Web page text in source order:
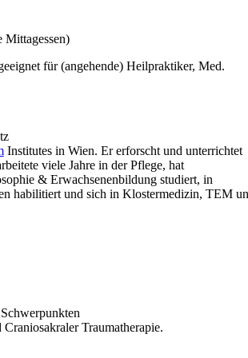
Mittagessen)
für (angehende) Heilpraktiker, Med.
Institutes in Wien. Er erforscht und unterrichtet
viele Jahre in der Pflege, hat
& Erwachsenenbildung studiert, in
habilitiert und sich in Klostermedizin, TEM
Traumatherapie.